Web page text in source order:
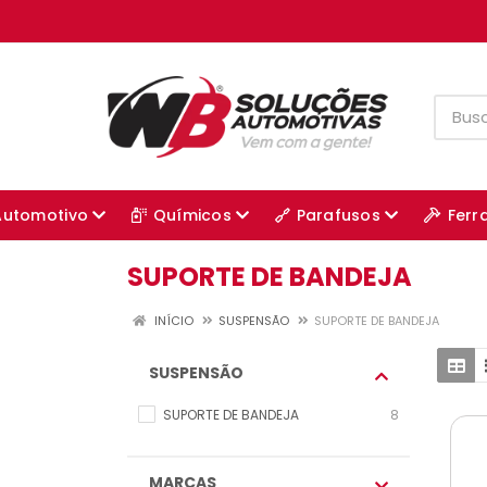
Químicos Parafusos
SUPORTE DE BANDEJA
INÍCIO SUSPENSÃO SUPORTE DE BANDEJA
SUSPENSÃO
SUPORTE DE BANDEJA 8
MARCAS